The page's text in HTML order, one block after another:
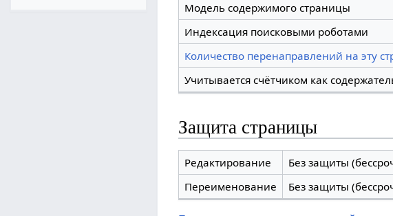
Модель содержимого страницы
Индексация поисковыми роботами
Количество перенаправлений на эту
Учитывается счётчиком как
Защита страницы
Редактирование
Без защиты
Переименование
Без защиты